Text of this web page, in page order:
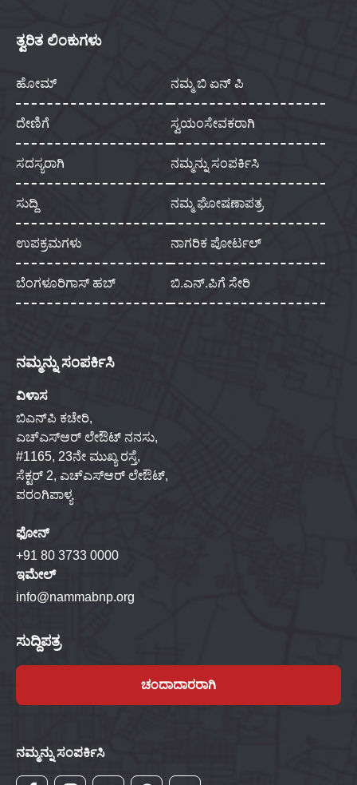
ತ್ವರಿತ ಲಿಂಕುಗಳು
ಹೋಮ್ ನಮ್ಮ ಬಿ ಏನ್ ಪಿ
ದೇಣಿಗೆ ಸ್ವಯಂಸೇವಕರಾಗಿ
ಸದಸ್ಯರಾಗಿ ನಮ್ಮನ್ನು ಸಂಪರ್ಕಿಸಿ
ಸುದ್ದಿ ನಮ್ಮ ಘೋಷಣಾಪತ್ರ
ಉಪಕ್ರಮಗಳು ನಾಗರಿಕ ಪೋರ್ಟಲ್
ಬೆಂಗಳೂರಿಗಾಸ್ ಹಬ್ ಬಿ.ಎನ್.ಪಿಗೆ ಸೇರಿ
ನಮ್ಮನ್ನು ಸಂಪರ್ಕಿಸಿ
ವಿಳಾಸ
ಬಿಎನ್‌ಪಿ ಕಚೇರಿ,
ಎಚ್‌ಎಸ್‌ಆರ್ ಲೇಔಟ್ ನನಸು,
#1165, 23ನೇ ಮುಖ್ಯ ರಸ್ತೆ,
ಸೆಕ್ಟರ್ 2, ಎಚ್‌ಎಸ್‌ಆರ್ ಲೇಔಟ್,
ಪರಂಗಿಪಾಳ್ಯ
ಫೋನ್
+91 80 3733 0000
ಇಮೇಲ್
info@nammabnp.org
ಸುದ್ದಿಪತ್ರ
ಚಂದಾದಾರರಾಗಿ
ನಮ್ಮನ್ನು ಸಂಪರ್ಕಿಸಿ